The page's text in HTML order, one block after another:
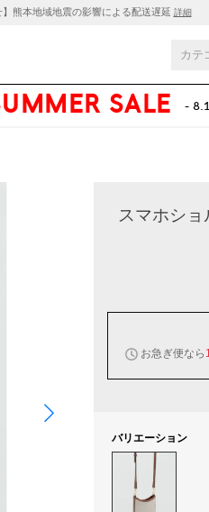
】熊本地域地震の影響による配送遅延 詳細
SALE -
スマホショ
お急ぎ便なら
バリエーション